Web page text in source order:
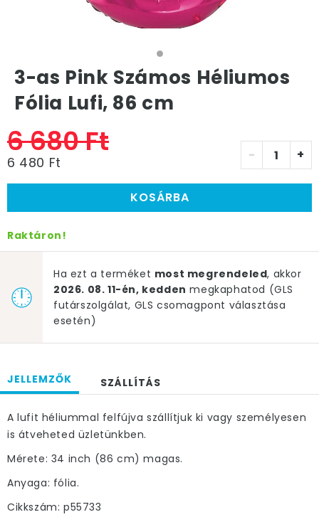
3-as Pink Számos Héliumos
Fólia Lufi, 86 cm
6 680 Ft
6 480 Ft - +
KOSÁRBA
Raktáron!
Ha ezt a terméket most megrendeled, akkor
2026. 08. 11-én, kedden megkaphatod (GLS
futárszolgálat, GLS csomagpont választása
esetén)
JELLEMZŐK SZÁLLÍTÁS
A lufit héliummal felfújva szállítjuk ki vagy személyesen
is átveheted üzletünkben.
Mérete: 34 inch (86 cm) magas.
Anyaga: fólia.
Cikkszám: p55733